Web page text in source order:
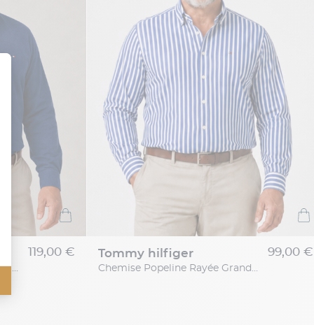
Chemise Maille Piquée Grande Taille Bleue
119,00 € tommy hilfiger
Chemise Popeline Rayée Grande Taille Bleue et Blanche
99,00 €